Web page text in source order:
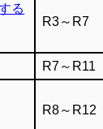
る
R3～R7
R7～R11
R8～R12